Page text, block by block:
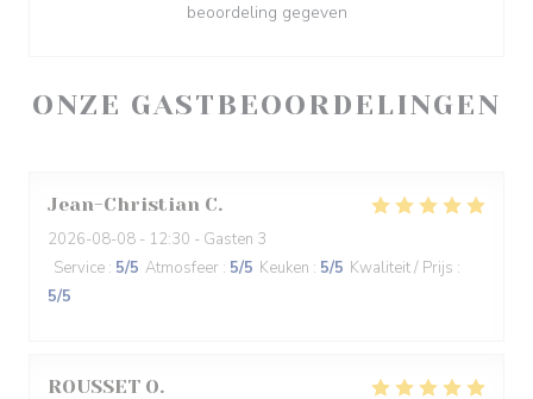
ONZE GASTBEOORDELINGEN
Jean-Christian C
2026-08-08 - 12:30 - Gasten 3
Service : 5/5 Atmosfeer : 5/5 Keuken : 5/5 Kwaliteit / Prijs :
5/5
ROUSSET O
beoordeling gegeven